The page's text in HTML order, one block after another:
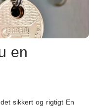
en
sikkert og rigtigt En